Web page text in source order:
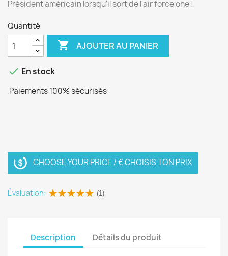
Président américain lorsqu'il sort de l'air force one !
Quantité
 AJOUTER AU PANIER
 En stock
Paiements 100% sécurisés
CHOOSE YOUR PRICE / € CHOISIS TON PRIX
Évaluation: (1)
Description Détails du produit